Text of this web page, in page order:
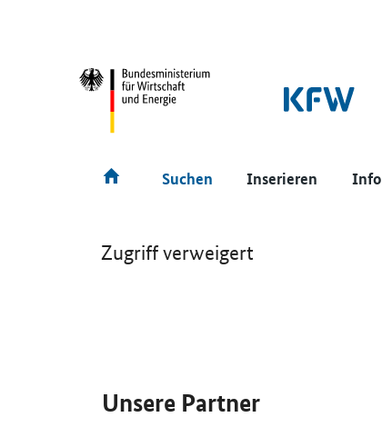
Suchen Inserieren
Zugriff verweigert
Unsere Partner